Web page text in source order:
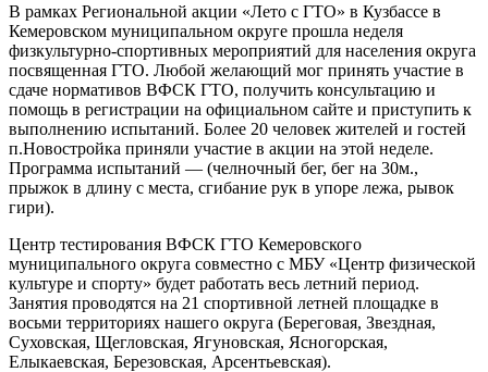
В рамках Региональной акции «Лето с ГТО» в Кузбассе в
Кемеровском муниципальном округе прошла неделя
физкультурно-спортивных мероприятий для населения округа
посвященная ГТО. Любой желающий мог принять участие в
сдаче нормативов ВФСК ГТО, получить консультацию и
помощь в регистрации на официальном сайте и приступить к
выполнению испытаний. Более 20 человек жителей и гостей
п.Новостройка приняли участие в акции на этой неделе.
Программа испытаний — (челночный бег, бег на 30м.,
прыжок в длину с места, сгибание рук в упоре лежа, рывок
гири).
Центр тестирования ВФСК ГТО Кемеровского
муниципального округа совместно с МБУ «Центр физической
культуре и спорту» будет работать весь летний период.
Занятия проводятся на 21 спортивной летней площадке в
восьми территориях нашего округа (Береговая, Звездная,
Суховская, Щегловская, Ягуновская, Ясногорская,
Елыкаевская, Березовская, Арсентьевская).